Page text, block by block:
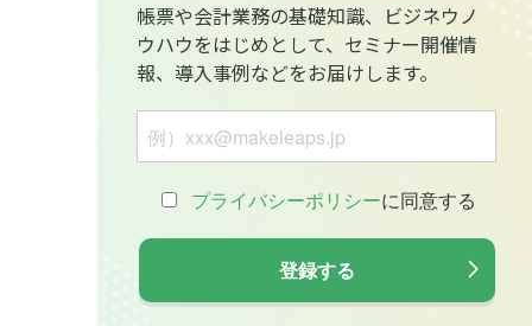
帳票や会計業務の基礎知識、ビジネウノ
ウハウをはじめとして、セミナー開催情
報、導入事例などをお届けします。